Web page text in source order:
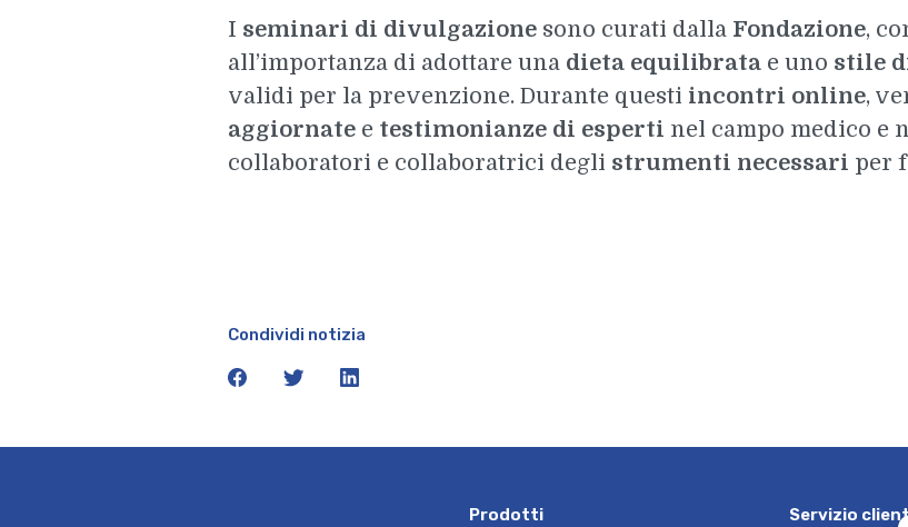
I seminari di divulgazionesono curati dalla Fondazione,
all’importanza di adottare una dieta equilibratae uno stile
validi per la prevenzione. Durante questi incontri online,
aggiornatee testimonianze di esperti nel campo medico e
collaboratori e collaboratrici degli strumenti necessari per
Condividi notizia
facebooktwitterlinkedin
Prodotti Servizio clien